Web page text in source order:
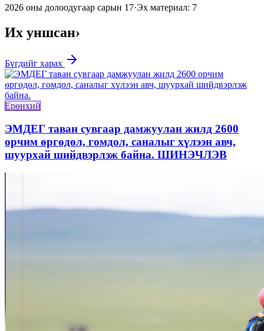
2026 оны долоодугаар сарын 17·Эх материал: 7
Их уншсан›
Бүгдийг харах
Ерөнхий
ЭМДЕГ таван сувгаар дамжуулан жилд 2600
орчим өргөдөл, гомдол, саналыг хүлээн авч,
шуурхай шийдвэрлэж байна. ШИНЭЧЛЭВ